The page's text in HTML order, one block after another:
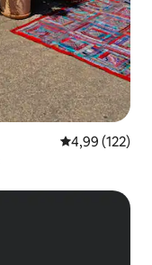
4,99 (122)